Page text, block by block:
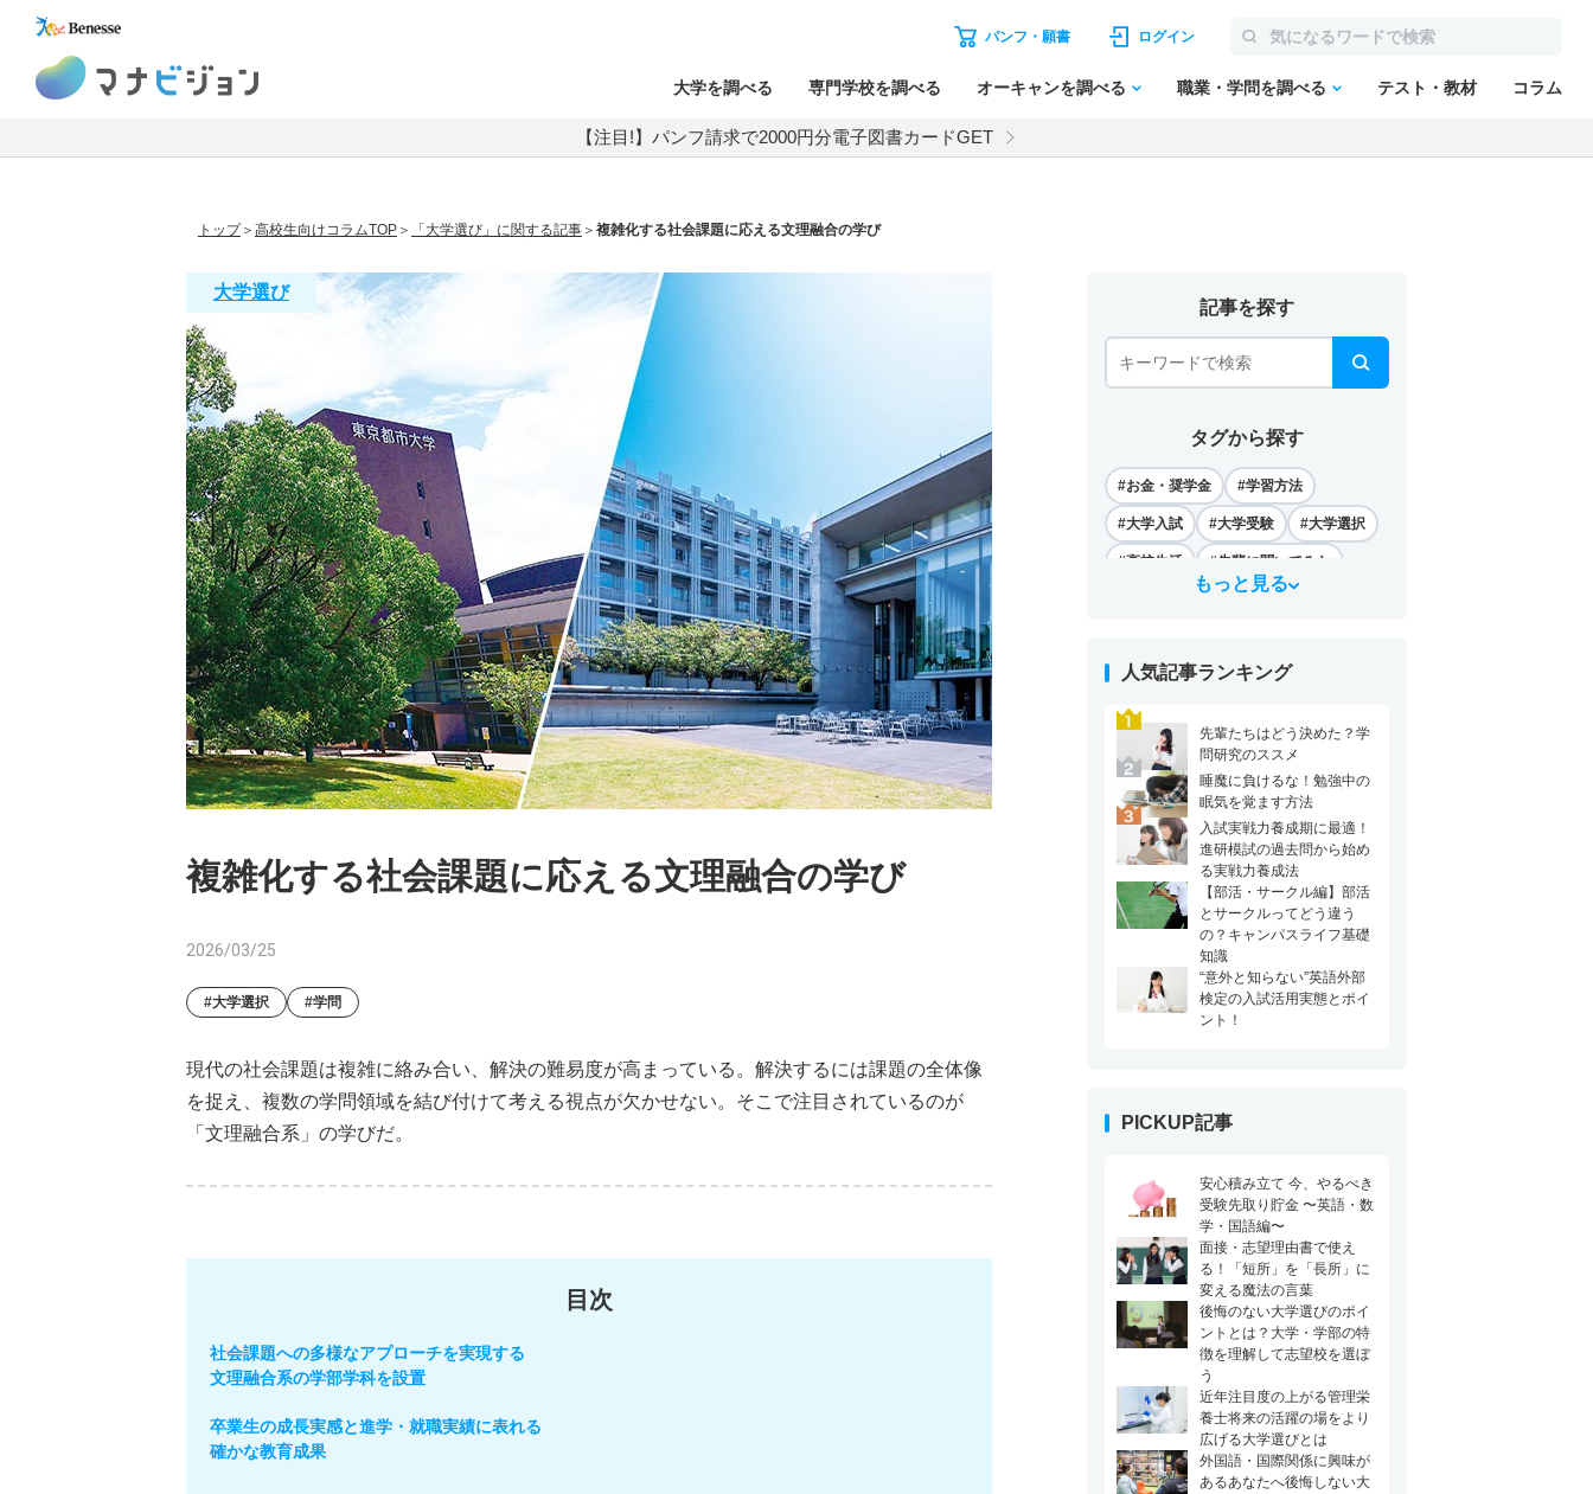
パンフ・願書 ログイン
大学を調べる 専門学校を調べる オーキャンを調べる 職業・学問を調べる テスト・教材 コラム
【注目!】パンフ請求で2000円分電子図書カードGET
トップ 高校生向けコラムTOP 「大学選び」に関する記事 複雑化する社会課題に応える文理融合の学び
大学選び
複雑化する社会課題に応える文理融合の学び
2026/03/25
#大学選択 #学問
現代の社会課題は複雑に絡み合い、解決の難易度が高まっている。解決するには課題の全体像
を捉え、複数の学問領域を結び付けて考える視点が欠かせない。そこで注目されているのが
「文理融合系」の学びだ。
目次
社会課題への多様なアプローチを実現する
文理融合系の学部学科を設置
卒業生の成長実感と進学・就職実績に表れる
確かな教育成果
記事を探す
検索
タグから探す
#お金・奨学金 #学習方法
#大学入試 #大学受験 #大学選択
#高校生活 #先輩に聞いてみた
#高校生あるある #模試
#定期テスト
#お悩み相談室 #就職
#仕事・職業 #高1向け #高2向け
#高3向け
もっと見る
人気記事ランキング
先輩たちはどう決めた？学
問研究のススメ
睡魔に負けるな！勉強中の
眠気を覚ます方法
入試実戦力養成期に最適！
進研模試の過去問から始め
る実戦力養成法
【部活・サークル編】部活
とサークルってどう違う
の？キャンパスライフ基礎
知識
“意外と知らない”英語外部
検定の入試活用実態とポイ
ント！
PICKUP記事
安心積み立て 今、やるべき
受験先取り貯金 〜英語・数
学・国語編〜
面接・志望理由書で使え
る！「短所」を「長所」に
変える魔法の言葉
後悔のない大学選びのポイ
ントとは？大学・学部の特
徴を理解して志望校を選ぼ
う
近年注目度の上がる管理栄
養士将来の活躍の場をより
広げる大学選びとは
外国語・国際関係に興味が
あるあなたへ後悔しない大